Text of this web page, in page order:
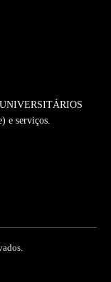
e serviços.